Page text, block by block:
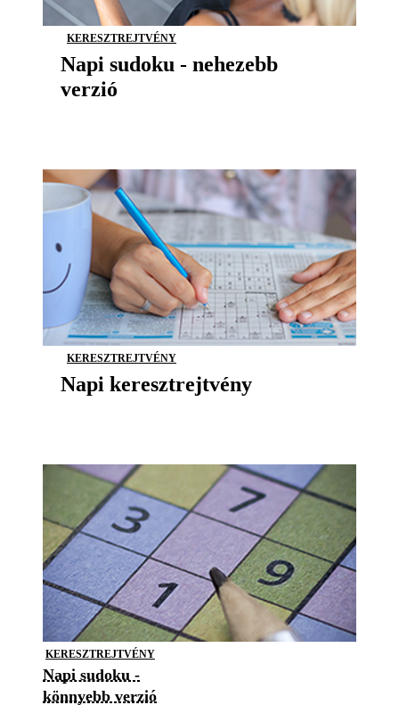
KERESZTREJTVÉNY
Napi sudoku - nehezebb
verzió
KERESZTREJTVÉNY
Napi keresztrejtvény
KERESZTREJTVÉNY
Napi sudoku -
könnyebb verzió